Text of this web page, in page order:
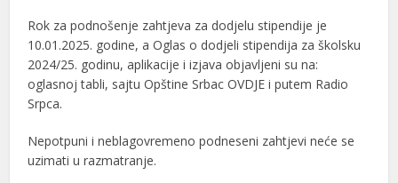
Rok za podnošenje zahtjeva za dodjelu stipendije je
10.01.2025. godine, a Oglas o dodjeli stipendija za školsku
2024/25. godinu, aplikacije i izjava objavljeni su na:
oglasnoj tabli, sajtu Opštine Srbac OVDJE i putem Radio
Srpca.
Nepotpuni i neblagovremeno podneseni zahtjevi neće se
uzimati u razmatranje.